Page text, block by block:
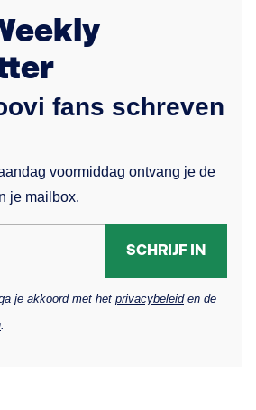
fans schreven
voormiddag ontvang je de
je mailbox.
SCHRIJF IN
je akkoord met het privacybeleiden de
.